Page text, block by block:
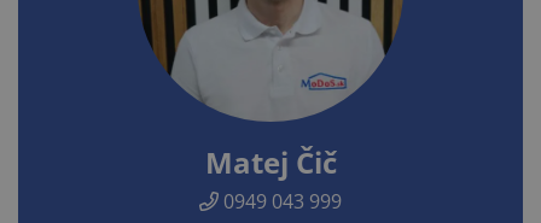
Matej Čič
0949 043 999